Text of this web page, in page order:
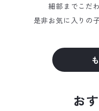
細部までこだ
是非お気に入りの
お